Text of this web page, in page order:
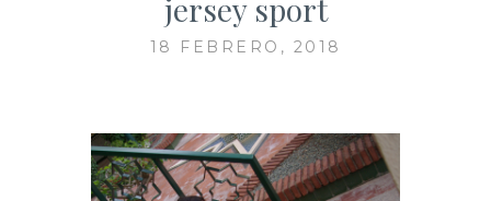
jersey sport
18 FEBRERO, 2018